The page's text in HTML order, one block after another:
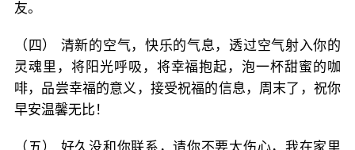
友。
（四） 清新的空气，快乐的气息，透过空气射入你的
灵魂里，将阳光呼吸，将幸福抱起，泡一杯甜蜜的咖
啡，品尝幸福的意义，接受祝福的信息，周末了，祝你
早安温馨无比！
（五） 好久没和你联系，请你不要太伤心，我在家里